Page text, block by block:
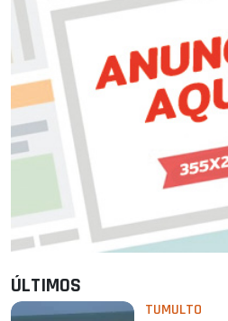
ÚLTIMOS
TUMULTO